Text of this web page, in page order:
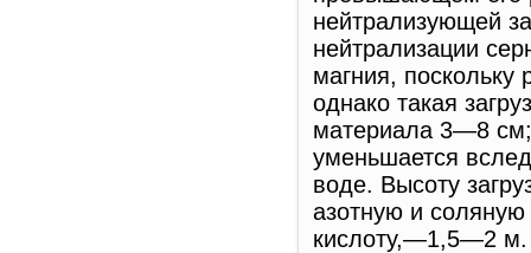
нейтрализующей
нейтрализации
магния, поскольку
однако такая
материала 3—8 см;
уменьшается
воде. Высоту
азотную и
кислоту,—1,5—2 м.